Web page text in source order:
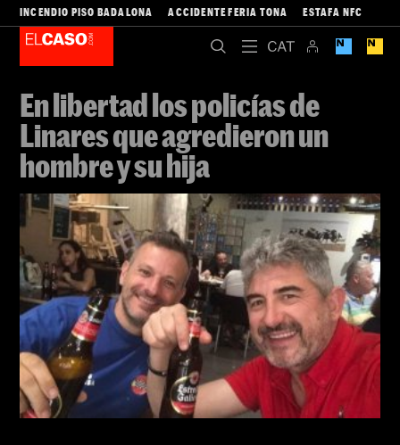
INCENDIO PISO BADALONA ACCIDENTE FERIA TONA ESTAFA NFC
En libertad los policías de
Linares que agredieron un
hombre y su hija